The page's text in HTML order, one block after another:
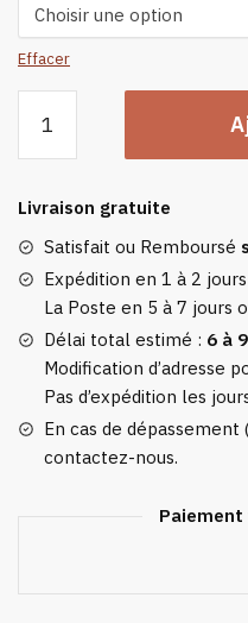
Effacer
Chaussons
Homme
Classique
Livraison gratuite
Satisfait ou Remboursé
Expédition en 1 à 2
La Poste en 5 à 7 jours
Délai total estimé : 6 à
Modification d’adresse
Pas d’expédition les
En cas de dépassement
contactez-nous.
Paiement